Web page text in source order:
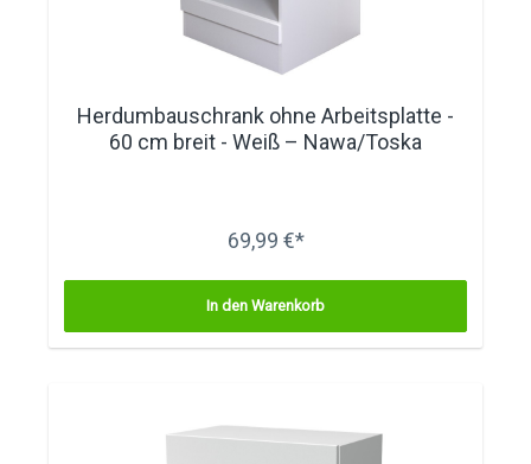
Herdumbauschrank ohne Arbeitsplatte -
60 cm breit - Weiß – Nawa/Toska
69,99 €*
In den Warenkorb